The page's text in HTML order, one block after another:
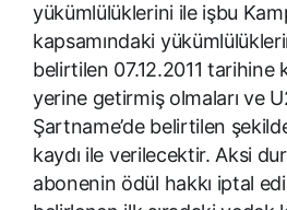
yükümlülüklerini ile işbu
kapsamındaki
belirtilen 07.12.2011 tarihine
yerine getirmiş olmaları ve
Şartname’de belirtilen
kaydı ile verilecektir. Aksi
abonenin ödül hakkı iptal